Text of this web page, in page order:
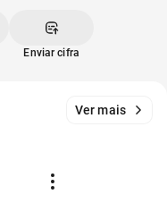
Enviar cifra
Ver mais